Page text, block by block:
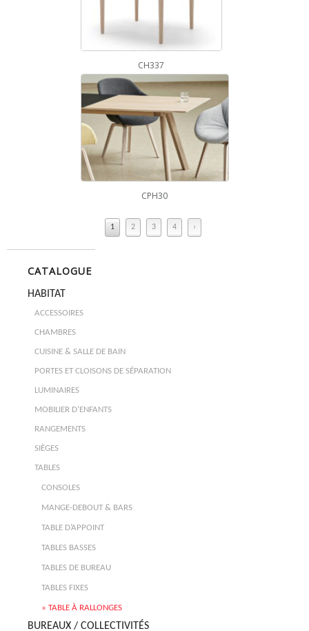
CH337
CPH30
1 2 3 4 ›
CATALOGUE
HABITAT
ACCESSOIRES
CHAMBRES
CUISINE & SALLE DE BAIN
PORTES ET CLOISONS DE SÉPARATION
LUMINAIRES
MOBILIER D’ENFANTS
RANGEMENTS
SIÈGES
TABLES
CONSOLES
MANGE-DEBOUT & BARS
TABLE D’APPOINT
TABLES BASSES
TABLES DE BUREAU
TABLES FIXES
TABLE À RALLONGES
BUREAUX / COLLECTIVITÉS